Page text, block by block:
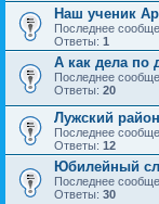
Наш ученик
Последнее
Ответы: 1
А как дела по
Последнее
Ответы: 20
Лужский
Последнее
Ответы: 12
Юбилейный
Последнее
Ответы: 30